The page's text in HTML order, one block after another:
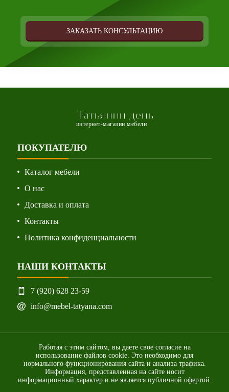
ЗАКАЗАТЬ КОНСУЛЬТАЦИЮ
Татьянин день
интернет-магазин мебели
ПОКУПАТЕЛЮ
Каталог мебели
О нас
Доставка и оплата
Контакты
Политика конфиденциальности
НАШИ КОНТАКТЫ
7 (920) 628 23-59
info@mebel-tatyana.com
Работая с этим сайтом, вы даете свое согласие на
использование файлов cookie. Это необходимо для
нормального функционирования сайта и анализа трафика.
Информация, представленная на сайте носит
информационный характер и не является публичной офертой.